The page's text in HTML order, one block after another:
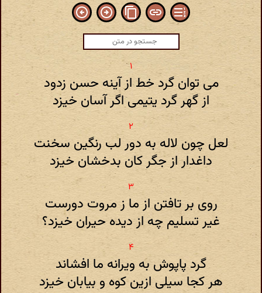
می توان گرد خط از آینه حسن زدود
از گهر گرد یتیمی اگر آسان خیزد
لعل چون لاله به دور لب رنگین سخنت
داغدار از جگر کان بدخشان خیزد
روی بر تافتن از ما ز مروت دورست
غیر تسلیم چه از دیده حیران خیزد؟
گرد پاپوش به ویرانه ما افشاند
هر کجا سیلی ازین کوه و بیابان خیزد